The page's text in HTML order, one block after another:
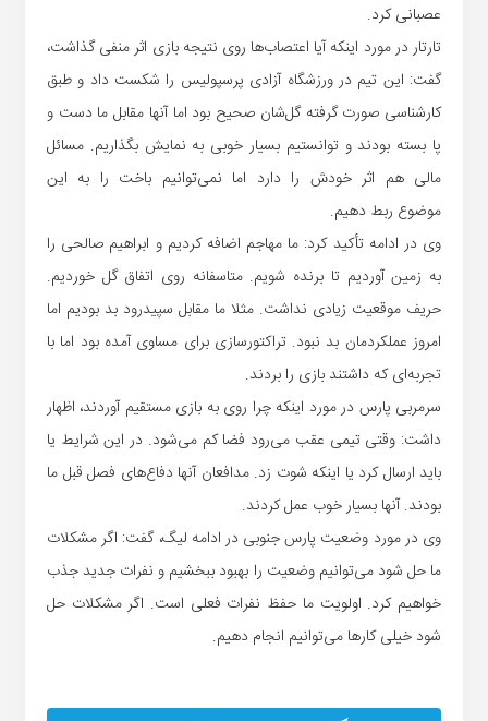
عصبانی ‌کرد.
تارتار در مورد اینکه آیا اعتصاب‌ها روی نتیجه بازی اثر منفی گذاشت،
گفت: این تیم در ورزشگاه آزادی پرسپولیس را شکست داد و طبق
کارشناسی صورت گرفته گل‌شان صحیح بود اما آنها مقابل ما دست و
پا بسته بودند و توانستیم بسیار خوبی به نمایش بگذاریم. مسائل
مالی هم اثر خودش را دارد اما نمی‌توانیم باخت را به این
موضوع ‌‌ربط ‌دهیم.
وی در ادامه تأکید کرد: ما مهاجم اضافه کردیم و ابراهیم صالحی را
به زمین آوردیم تا برنده شویم. متاسفانه روی اتفاق گل خوردیم.
حریف موقعیت زیادی‌ نداشت. مثلا ما مقابل سپیدرود بد بودیم اما
امروز عملکردمان بد نبود. تراکتورسازی برای مساوی آمده بود اما با
تجربه‌ای که داشتند بازی را بردند.
سرمربی پارس در مورد اینکه چرا روی به بازی مستقیم آوردند، اظهار
داشت: وقتی تیمی عقب می‌رود فضا کم می‌شود. در این شرایط یا
باید ارسال کرد یا اینکه شوت زد. مدافعان آنها دفاع‌های فصل قبل ما
بودند. آنها بسیار خوب عمل کردند.
وی در مورد وضعیت پارس جنوبی در ادامه لیگ، گفت: اگر مشکلات
ما حل شود می‌توانیم وضعیت را بهبود ببخشیم و نفرات جدید جذب
خواهیم کرد. اولویت ما حفظ نفرات فعلی است. اگر مشکلات حل
شود خیلی کارها می‌توانیم انجام دهیم.